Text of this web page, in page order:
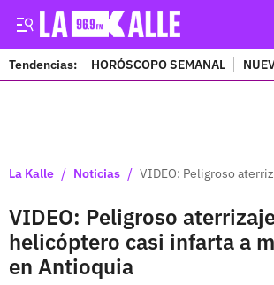
Tendencias: HORÓSCOPO SEMANAL
La Kalle / Noticias / VIDEO: Peligroso
VIDEO: Peligroso
helicóptero casi infarta a
en Antioquia